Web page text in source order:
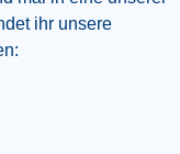
ihr unsere